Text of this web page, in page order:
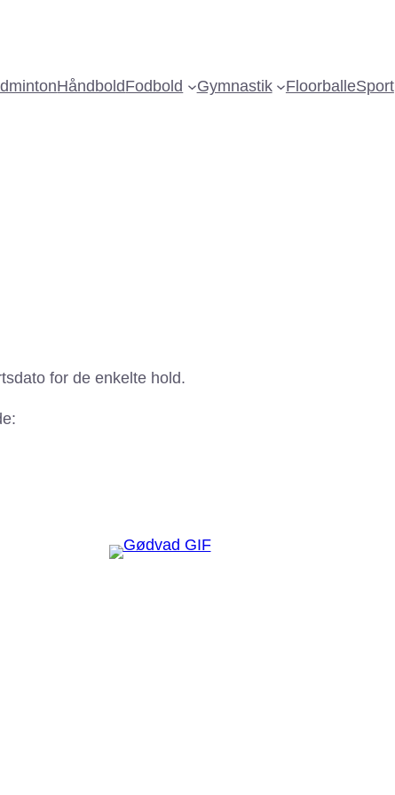
HåndboldFodbold Gymnastik FloorballeSport
for de enkelte hold.